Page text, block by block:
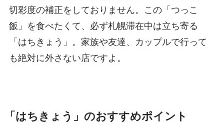
切彩度の補正をしておりません。この「つっこ
飯」を食べたくて、必ず札幌滞在中は立ち寄る
「はちきょう」。家族や友達、カップルで行って
も絶対に外さない店ですよ。
「はちきょう」のおすすめポイント